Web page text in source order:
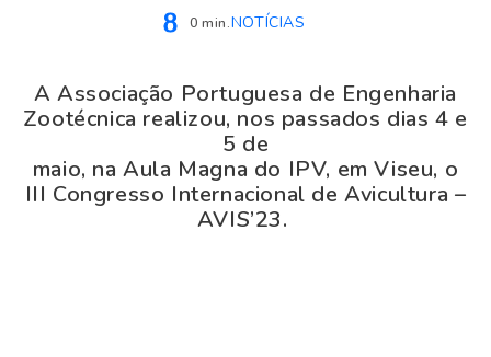
NOTÍCIAS
0 min.
A Associação Portuguesa de Engenharia
Zootécnica realizou, nos passados dias 4 e
5 de
maio, na Aula Magna do IPV, em Viseu, o
III Congresso Internacional de Avicultura –
AVIS’23.